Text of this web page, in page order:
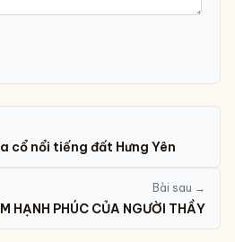
cổ nổi tiếng đất Hưng Yên
Bài sau →
HẠNH PHÚC CỦA NGƯỜI THẦY